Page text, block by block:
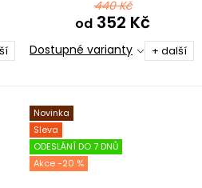
440 Kč
od 352 Kč
Dostupné varianty + další
Novinka
Sleva
ODESLÁNÍ DO 7 DNŮ
-20 %